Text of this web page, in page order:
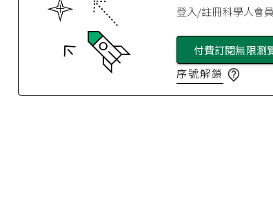
登入/註冊科學人會
付費訂閱無限瀏
序號解鎖